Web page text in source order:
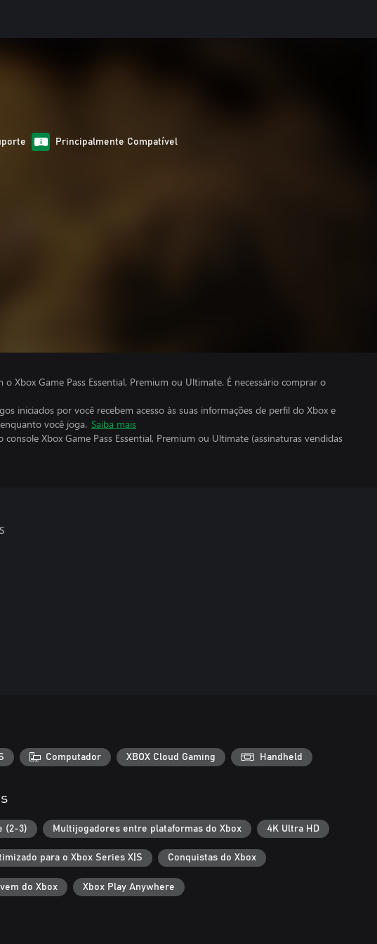
Principalmente Compatível
o Xbox Game Pass Essential, Premium ou Ultimate. É necessário comprar o
iniciados por você recebem acesso às suas informações de perfil do Xbox e
você joga. Saiba mais
Xbox Game Pass Essential, Premium ou Ultimate (assinaturas vendidas
Computador XBOX Cloud Gaming Handheld
(2-3) Multijogadores entre plataformas do Xbox 4K Ultra HD
para o Xbox Series X|S Conquistas do Xbox
do Xbox Xbox Play Anywhere